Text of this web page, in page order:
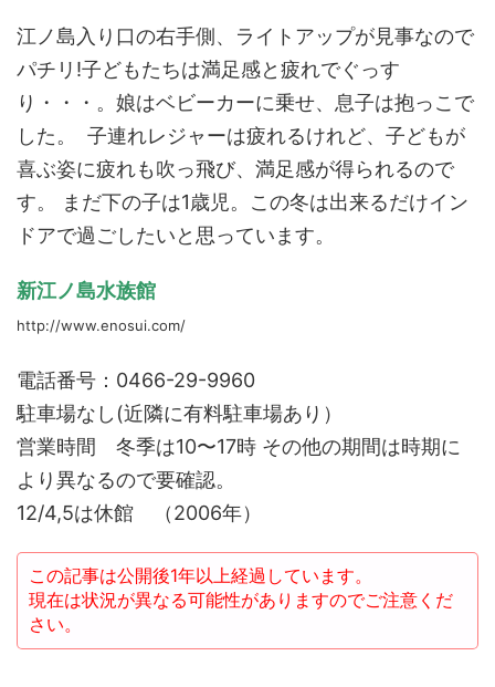
江ノ島入り口の右手側、ライトアップが見事なので
パチリ!子どもたちは満足感と疲れでぐっす
り・・・。娘はベビーカーに乗せ、息子は抱っこで
した。 子連れレジャーは疲れるけれど、子どもが
喜ぶ姿に疲れも吹っ飛び、満足感が得られるので
す。 まだ下の子は1歳児。この冬は出来るだけイン
ドアで過ごしたいと思っています。
新江ノ島水族館
http://www.enosui.com/
電話番号：0466-29-9960
駐車場なし(近隣に有料駐車場あり）
営業時間 冬季は10〜17時 その他の期間は時期に
より異なるので要確認。
12/4,5は休館 （2006年）
この記事は公開後1年以上経過しています。
現在は状況が異なる可能性がありますのでご注意くだ
さい。